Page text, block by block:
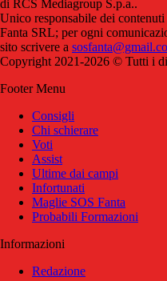
di RCS Mediagroup S.p.a..
Unico responsabile dei
Fanta SRL; per ogni
sito scrivere a
Copyright 2021-2026 © Tutti i
Footer Menu
Consigli
Chi schierare
Voti
Assist
Ultime dai campi
Infortunati
Maglie SOS Fanta
Probabili Formazioni
Informazioni
Redazione